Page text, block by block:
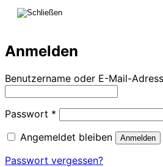
Anmelden
Benutzername oder E-Mail-
Passwort * Erforderlich
Angemeldet bleiben
Anmelden
Passwort vergessen?